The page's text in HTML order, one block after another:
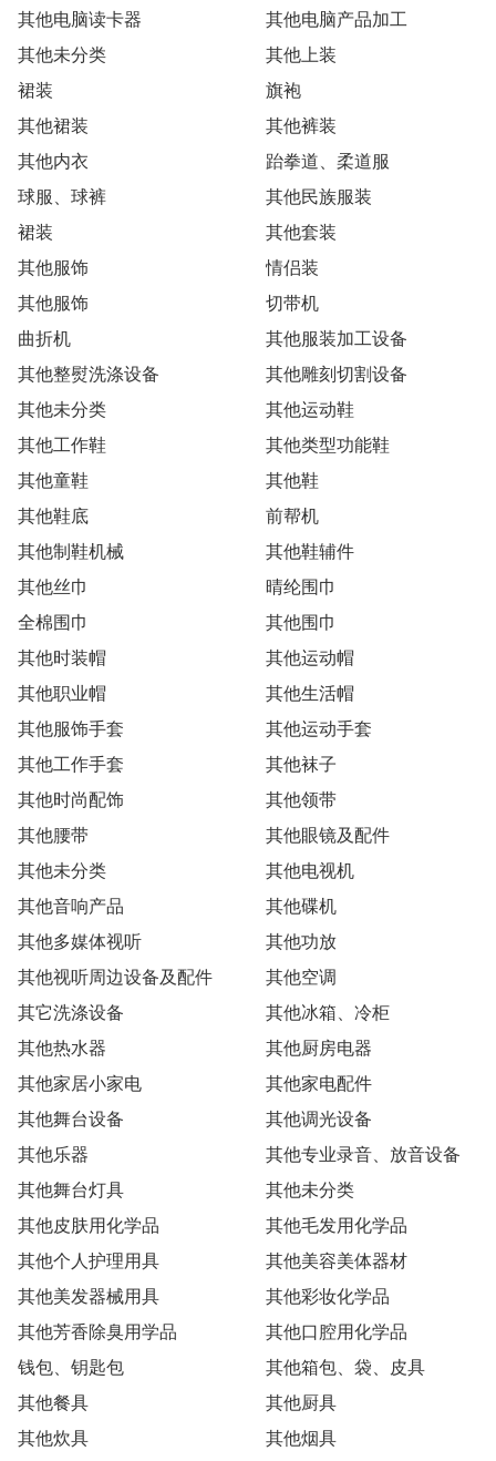
其他电脑读卡器
其他电脑产品加工
其他未分类
其他上装
裙装
旗袍
其他裙装
其他裤装
其他内衣
跆拳道、柔道服
球服、球裤
其他民族服装
裙装
其他套装
其他服饰
情侣装
其他服饰
切带机
曲折机
其他服装加工设备
其他整熨洗涤设备
其他雕刻切割设备
其他未分类
其他运动鞋
其他工作鞋
其他类型功能鞋
其他童鞋
其他鞋
其他鞋底
前帮机
其他制鞋机械
其他鞋辅件
其他丝巾
晴纶围巾
全棉围巾
其他围巾
其他时装帽
其他运动帽
其他职业帽
其他生活帽
其他服饰手套
其他运动手套
其他工作手套
其他袜子
其他时尚配饰
其他领带
其他腰带
其他眼镜及配件
其他未分类
其他电视机
其他音响产品
其他碟机
其他多媒体视听
其他功放
其他视听周边设备及配件
其他空调
其它洗涤设备
其他冰箱、冷柜
其他热水器
其他厨房电器
其他家居小家电
其他家电配件
其他舞台设备
其他调光设备
其他乐器
其他专业录音、放音设备
其他舞台灯具
其他未分类
其他皮肤用化学品
其他毛发用化学品
其他个人护理用具
其他美容美体器材
其他美发器械用具
其他彩妆化学品
其他芳香除臭用学品
其他口腔用化学品
钱包、钥匙包
其他箱包、袋、皮具
其他餐具
其他厨具
其他炊具
其他烟具